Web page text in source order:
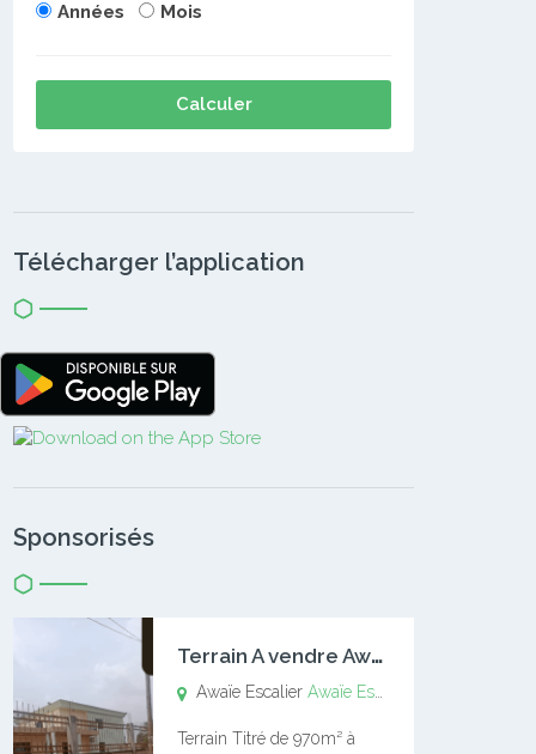
Années Mois
Calculer
Télécharger l’application
Sponsorisés
T
errain A vendre Awaïe Escalier
Awaïe EscalierAwaïe Escalier
Terrain Titré de 970m² à